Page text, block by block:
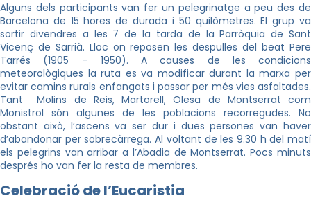
Alguns dels participants van fer un pelegrinatge a peu des de
Barcelona de 15 hores de durada i 50 quilòmetres. El grup va
sortir divendres a les 7 de la tarda de la Parròquia de Sant
Vicenç de Sarrià. Lloc on reposen les despulles del beat Pere
Tarrés (1905 – 1950). A causes de les condicions
meteorològiques la ruta es va modificar durant la marxa per
evitar camins rurals enfangats i passar per més vies asfaltades.
Tant Molins de Reis, Martorell, Olesa de Montserrat com
Monistrol són algunes de les poblacions recorregudes. No
obstant això, l’ascens va ser dur i dues persones van haver
d’abandonar per sobrecàrrega. Al voltant de les 9.30 h del matí
els pelegrins van arribar a l’Abadia de Montserrat. Pocs minuts
després ho van fer la resta de membres.
Celebració de l’Eucaristia